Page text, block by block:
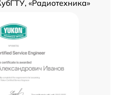
«Радиотехника»